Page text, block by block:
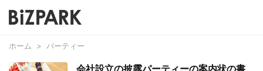
ホーム > パーティー
会社設立の披露パーティーの案内状の書